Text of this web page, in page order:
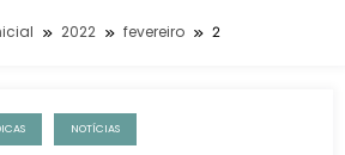
2022 fevereiro 2
NOTÍCIAS